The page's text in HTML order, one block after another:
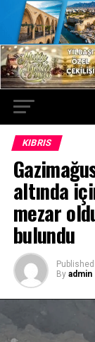
KIBRIS
altında
mezar
bulundu
Published
By admin